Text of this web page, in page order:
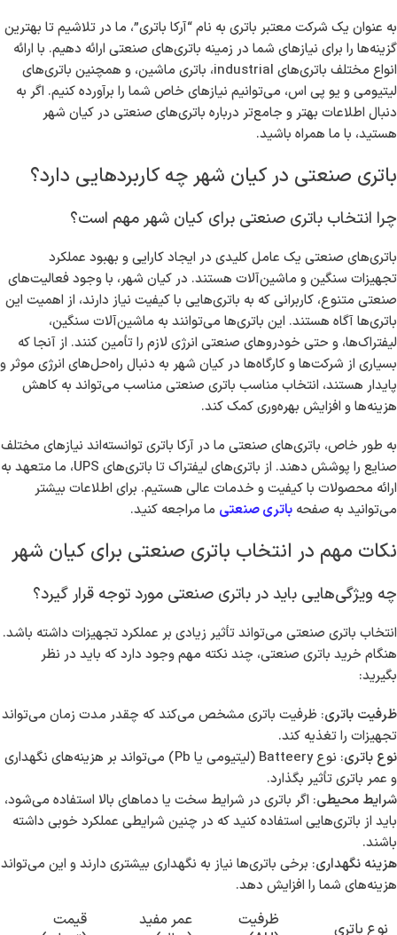
به عنوان یک شرکت معتبر باتری به نام “آرکا باتری”، ما در تلاشیم تا بهترین
گزینه‌ها را برای نیازهای شما در زمینه باتری‌های صنعتی ارائه دهیم. با ارائه
انواع مختلف باتری‌های industrial، باتری ماشین، و همچنین باتری‌های
لیتیومی و یو پی اس، می‌توانیم نیازهای خاص شما را برآورده کنیم. اگر به
دنبال اطلاعات بهتر و جامع‌تر درباره باتری‌های صنعتی در کیان شهر
هستید، با ما همراه باشید.
باتری صنعتی در کیان شهر چه کاربردهایی دارد؟
چرا انتخاب باتری صنعتی برای کیان شهر مهم است؟
باتری‌های صنعتی یک عامل کلیدی در ایجاد کارایی و بهبود عملکرد
تجهیزات سنگین و ماشین‌آلات هستند. در کیان شهر، با وجود فعالیت‌های
صنعتی متنوع، کاربرانی که به باتری‌هایی با کیفیت نیاز دارند، از اهمیت این
باتری‌ها آگاه هستند. این باتری‌ها می‌توانند به ماشین‌آلات سنگین،
لیفتراک‌ها، و حتی خودروهای صنعتی انرژی لازم را تأمین کنند. از آنجا که
بسیاری از شرکت‌ها و کارگاه‌ها در کیان شهر به دنبال راه‌حل‌های انرژی موثر و
پایدار هستند، انتخاب مناسب باتری صنعتی مناسب می‌تواند به کاهش
هزینه‌ها و افزایش بهره‌وری کمک کند.
به طور خاص، باتری‌های صنعتی ما در آرکا باتری توانسته‌اند نیازهای مختلف
صنایع را پوشش دهند. از باتری‌های لیفتراک تا باتری‌های UPS، ما متعهد به
ارائه محصولات با کیفیت و خدمات عالی هستیم. برای اطلاعات بیشتر
می‌توانید به صفحه باتری صنعتی ما مراجعه کنید.
نکات مهم در انتخاب باتری صنعتی برای کیان شهر
چه ویژگی‌هایی باید در باتری صنعتی مورد توجه قرار گیرد؟
انتخاب باتری صنعتی می‌تواند تأثیر زیادی بر عملکرد تجهیزات داشته باشد.
هنگام خرید باتری صنعتی، چند نکته مهم وجود دارد که باید در نظر
بگیرید:
ظرفیت باتری: ظرفیت باتری مشخص می‌کند که چقدر مدت زمان می‌تواند
تجهیزات را تغذیه کند.
نوع باتری
: نوع Batteery (لیتیومی یا Pb) می‌تواند بر هزینه‌های نگهداری
و عمر باتری تأثیر بگذارد.
شرایط محیطی: اگر باتری در شرایط سخت یا دماهای بالا استفاده می‌شود،
باید از باتری‌هایی استفاده کنید که در چنین شرایطی عملکرد خوبی داشته
باشند.
هزینه نگهداری: برخی باتری‌ها نیاز به نگهداری بیشتری دارند و این می‌تواند
هزینه‌های شما را افزایش دهد.
نوع باتری
ظرفیت
عمر مفید
قیمت